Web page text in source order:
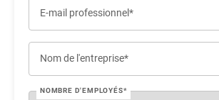
E-mail professionnel*
Nom de l'entreprise*
NOMBRE D'EMPLOYÉS*